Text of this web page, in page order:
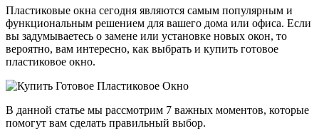
Пластиковые окна сегодня являются самым популярным и
функциональным решением для вашего дома или офиса. Если
вы задумываетесь о замене или установке новых окон, то
вероятно, вам интересно, как выбрать и купить готовое
пластиковое окно.
В данной статье мы рассмотрим 7 важных моментов, которые
помогут вам сделать правильный выбор.